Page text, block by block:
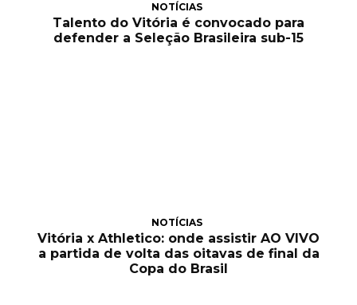
NOTÍCIAS
Talento do Vitória é convocado para
defender a Seleção Brasileira sub-15
NOTÍCIAS
Vitória x Athletico: onde assistir AO VIVO
a partida de volta das oitavas de final da
Copa do Brasil